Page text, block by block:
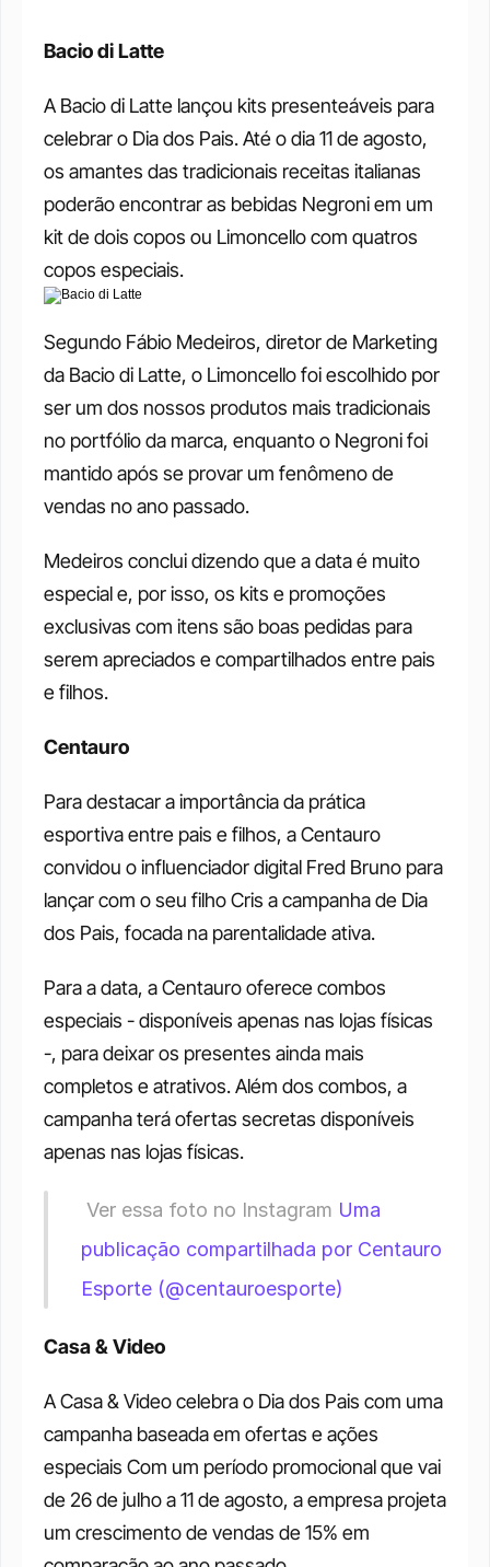
Bacio di Latte
A Bacio di Latte lançou kits presenteáveis para
celebrar o Dia dos Pais. Até o dia 11 de agosto,
os amantes das tradicionais receitas italianas
poderão encontrar as bebidas Negroni em um
kit de dois copos ou Limoncello com quatros
copos especiais.
Segundo Fábio Medeiros, diretor de Marketing
da Bacio di Latte, o Limoncello foi escolhido por
ser um dos nossos produtos mais tradicionais
no portfólio da marca, enquanto o Negroni foi
mantido após se provar um fenômeno de
vendas no ano passado.
Medeiros conclui dizendo que a data é muito
especial e, por isso, os kits e promoções
exclusivas com itens são boas pedidas para
serem apreciados e compartilhados entre pais
e filhos.
Centauro
Para destacar a importância da prática
esportiva entre pais e filhos, a Centauro
convidou o influenciador digital Fred Bruno para
lançar com o seu filho Cris a campanha de Dia
dos Pais, focada na parentalidade ativa.
Para a data, a Centauro oferece combos
especiais - disponíveis apenas nas lojas físicas
-, para deixar os presentes ainda mais
completos e atrativos. Além dos combos, a
campanha terá ofertas secretas disponíveis
apenas nas lojas físicas.
Ver essa foto no Instagram Uma
publicação compartilhada por Centauro
Esporte (@centauroesporte)
Casa & Video
A Casa & Video celebra o Dia dos Pais com uma
campanha baseada em ofertas e ações
especiais Com um período promocional que vai
de 26 de julho a 11 de agosto, a empresa projeta
um crescimento de vendas de 15% em